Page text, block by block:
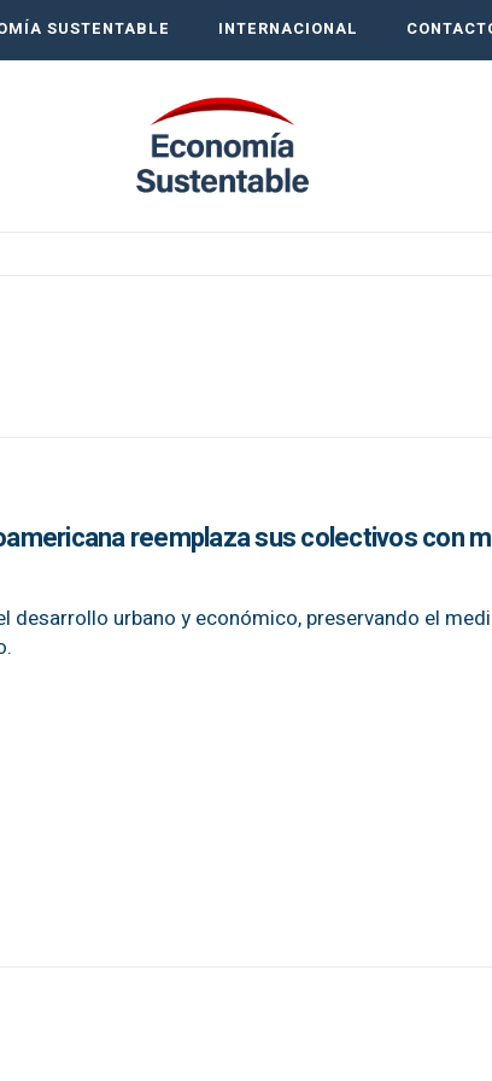
SUSTENTABLE INTERNACIONAL
reemplaza sus colectivos con
desarrollo urbano y económico, preservando el